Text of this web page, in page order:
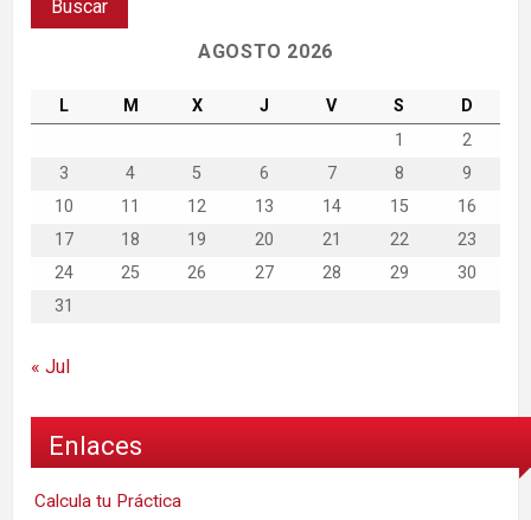
AGOSTO 2026
L M X J V S
D
1
2
3
4 5 6 7 8
9
10
11 12 13 14 15
16
17
18 19 20 21 22
23
24
25 26 27 28 29
30
31
« Jul
Enlaces
Calcula tu Práctica